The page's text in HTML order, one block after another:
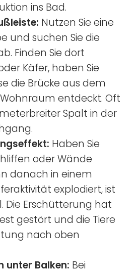
ins Bad.
Nutzen Sie eine
und suchen Sie die
Finden Sie dort
Käfer, haben Sie
die Brücke aus dem
entdeckt. Oft
Spalt in der
Haben Sie
oder Wände
danach in einem
explodiert, ist
Die Erschütterung hat
gestört und die Tiere
nach oben
unter Balken: Bei